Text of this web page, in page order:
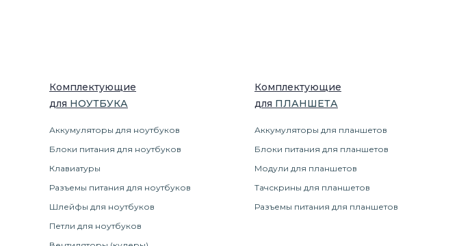
Комплектующие
для НОУТБУКА
Аккумуляторы для ноутбуков
Блоки питания для ноутбуков
Клавиатуры
Разъемы питания для ноутбуков
Шлейфы для ноутбуков
Петли для ноутбуков
Комплектующие
для ПЛАНШЕТА
Аккумуляторы для планшетов
Блоки питания для планшетов
Модули для планшетов
Тачскрины для планшетов
Разъемы питания для планшетов